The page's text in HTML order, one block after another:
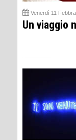
Venerdì 11
Un viaggio